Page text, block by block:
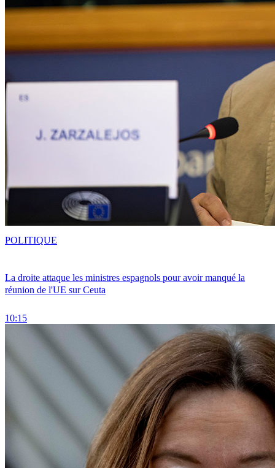
La droite attaque les ministres espagnols pour avoir manqué la
réunion de l'UE sur Ceuta
10:15
POLITIQUE